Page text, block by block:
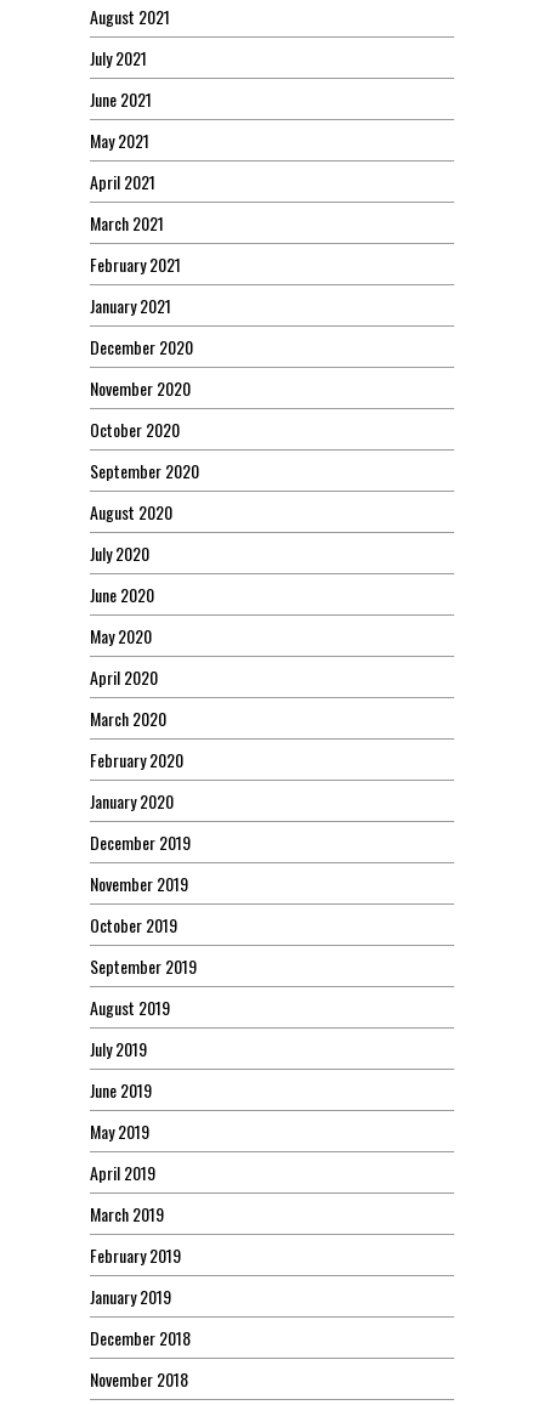
August 2021
July 2021
June 2021
May 2021
April 2021
March 2021
February 2021
January 2021
December 2020
November 2020
October 2020
September 2020
August 2020
July 2020
June 2020
May 2020
April 2020
March 2020
February 2020
January 2020
December 2019
November 2019
October 2019
September 2019
August 2019
July 2019
June 2019
May 2019
April 2019
March 2019
February 2019
January 2019
December 2018
November 2018